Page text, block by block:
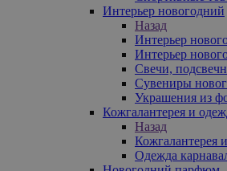
Интерьер новогодний
Назад
Интерьер
Интерьер
Свечи,
Сувениры
Украшения из
Кожгалантерея и
Назад
Кожгалантерея
Одежда